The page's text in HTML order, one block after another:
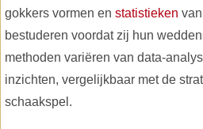
gokkers vormen en statistieken
bestuderen voordat zij hun
methoden variëren van data-
inzichten, vergelijkbaar met de
schaakspel.